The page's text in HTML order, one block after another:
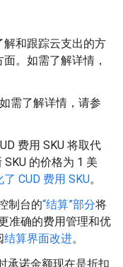
解和跟踪云支出的方
。如需了解详情，
需了解详情，请参
费用 SKU 将取代
SKU 的价格为 1 美
了 CUD 费用 SKU。
制台的“结算”部分将
准确的费用管理和优
结算界面改进。
承诺金额现在是折扣